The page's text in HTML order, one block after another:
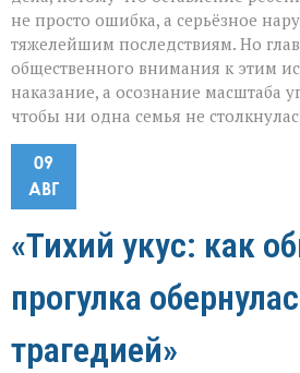
не просто ошибка, а серьёзное
тяжелейшим последствиям. Но
общественного внимания к этим
наказание, а осознание масштаба
чтобы ни одна семья не
09
АВГ
«Тихий укус: как
прогулка
трагедией»